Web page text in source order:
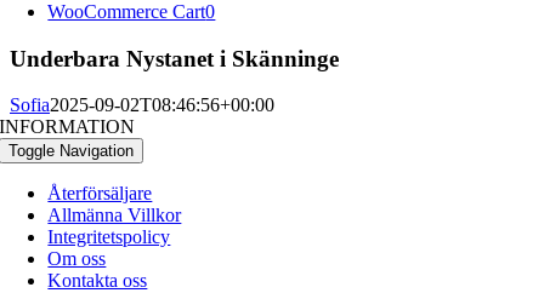
WooCommerce Cart0
Underbara Nystanet i Skänninge
Sofia2025-09-02T08:46:56+00:00
INFORMATION
Toggle Navigation
Återförsäljare
Allmänna Villkor
Integritetspolicy
Om oss
Kontakta oss